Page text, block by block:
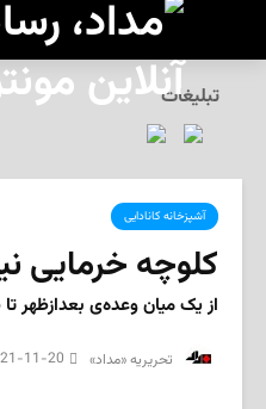
تبلیغات
آشپزخانه کانادایی
کلوچه خرمایی
از یک میان وعده‌ی بعدازظهر
‌ تحریریه «مداد» 11-20